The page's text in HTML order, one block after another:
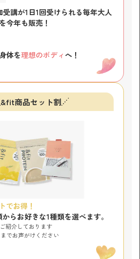
講が1日1回受けられる毎年大人
を今年も販売！
体を理想のボディ へ！
&fit商品セット割
でお得！
らお好きな1種類を選べます。
紹介しております
でお声がけください